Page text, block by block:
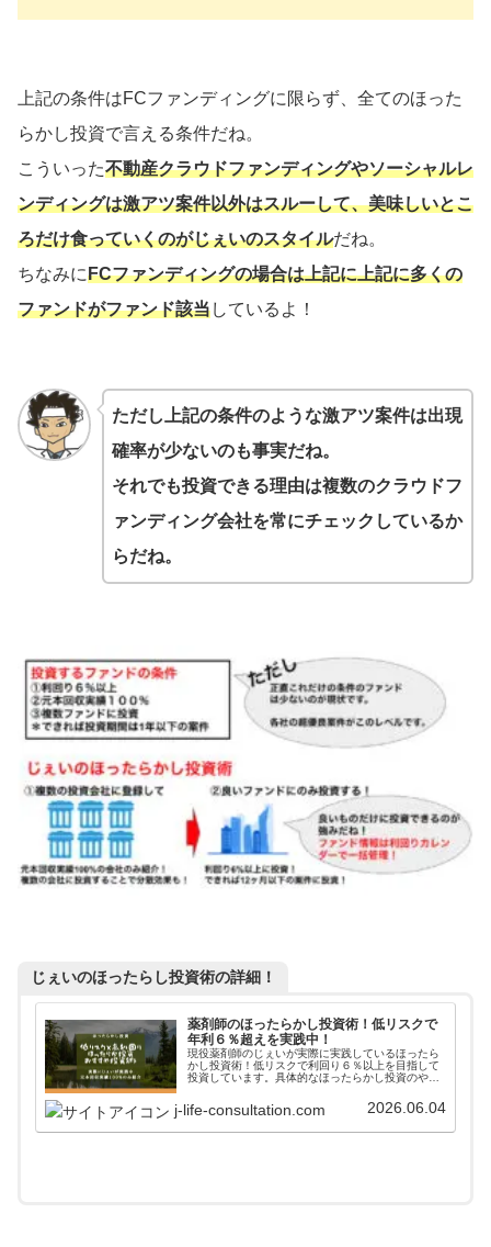
上記の条件はFCファンディングに限らず、全てのほった
らかし投資で言える条件だね。
こういった不動産クラウドファンディングやソーシャルレ
ンディングは激アツ案件以外はスルーして、美味しいとこ
ろだけ食っていくのがじぇいのスタイルだね。
ちなみにFCファンディングの場合は上記に上記に多くの
ファンドがファンド該当しているよ！
ただし上記の条件のような激アツ案件は出現
確率が少ないのも事実だね。
それでも投資できる理由は複数のクラウドフ
ァンディング会社を常にチェックしているか
らだね。
じぇいのほったらし投資術の詳細！
薬剤師のほったらかし投資術！低リスクで
年利６％超えを実践中！
現役薬剤師のじぇいが実際に実践しているほったら
かし投資術！低リスクで利回り６％以上を目指して
投資しています。具体的なほったらかし投資のやり
j-life-consultation.com 2026.06.04